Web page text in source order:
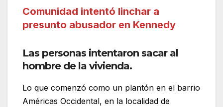
Comunidad intentó linchar a
presunto abusador en Kennedy
Las personas intentaron sacar al
hombre de la vivienda.
Lo que comenzó como un plantón en el barrio
Américas Occidental, en la localidad de